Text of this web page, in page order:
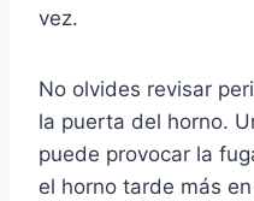
vez.
No olvides revisar
la puerta del horno.
puede provocar la
el horno tarde más